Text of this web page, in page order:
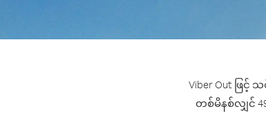
Viber Out ဖြ
တစ်မိနစ်လျှင်